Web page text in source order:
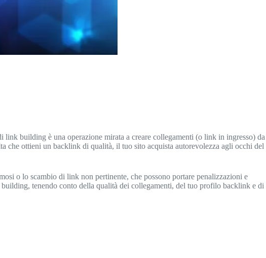
building è una operazione mirata a creare collegamenti (o link in ingresso) da
ottieni un backlink di qualità, il tuo sito acquista autorevolezza agli occhi del
o lo scambio di link non pertinente, che possono portare penalizzazioni e
tenendo conto della qualità dei collegamenti, del tuo profilo backlink e di